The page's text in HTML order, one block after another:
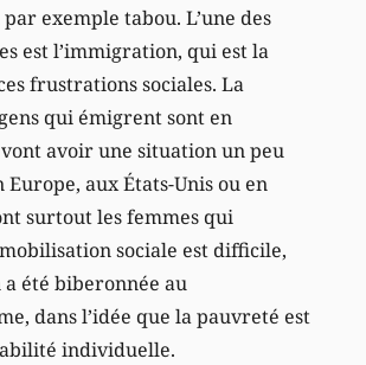
exemple tabou. L’une des
est l’immigration, qui est la
frustrations sociales. La
qui émigrent sont en
avoir une situation un peu
aux États-Unis ou en
surtout les femmes qui
sociale est difficile,
a été biberonnée au
dans l’idée que la pauvreté est
individuelle.